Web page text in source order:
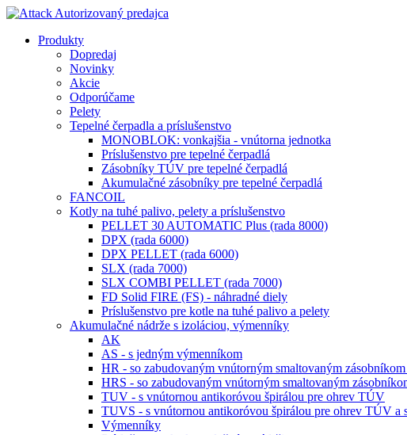
Produkty
Dopredaj
Novinky
Akcie
Odporúčame
Pelety
Tepelné čerpadla a príslušenstvo
MONOBLOK: vonkajšia - vnútorna jednotka
Príslušenstvo pre tepelné čerpadlá
Zásobníky TÚV pre tepelné čerpadlá
Akumulačné zásobníky pre tepelné čerpadlá
FANCOIL
Kotly na tuhé palivo, pelety a príslušenstvo
PELLET 30 AUTOMATIC Plus (rada 8000)
DPX (rada 6000)
DPX PELLET (rada 6000)
SLX (rada 7000)
SLX COMBI PELLET (rada 7000)
FD Solid FIRE (FS) - náhradné diely
Príslušenstvo pre kotle na tuhé palivo a pelety
Akumulačné nádrže s izoláciou, výmenníky
AK
AS - s jedným výmenníkom
HR - so zabudovaným vnútorným smaltovaným
HRS - so zabudovaným vnútorným smaltovaným
TUV - s vnútornou antikoróvou špirálou pre ohrev TÚV
TUVS - s vnútornou antikoróvou špirálou pre ohrev TÚV a
Výmenníky